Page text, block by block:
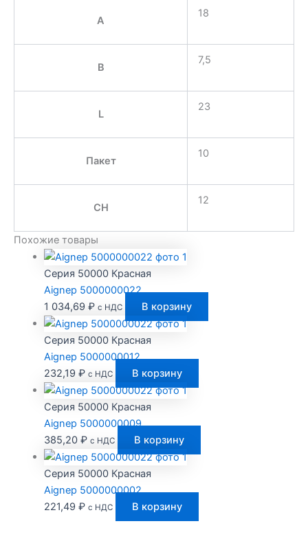
A
18
B
7,5
L
23
Пакет
10
CH
12
Похожие товары
Серия 50000 Красная
Aignep 5000000022
1 034,69 ₽ с НДС В корзину
Серия 50000 Красная
Aignep 5000000012
232,19 ₽ с НДС В корзину
Серия 50000 Красная
Aignep 5000000009
385,20 ₽ с НДС В корзину
Серия 50000 Красная
Aignep 5000000002
221,49 ₽ с НДС В корзину